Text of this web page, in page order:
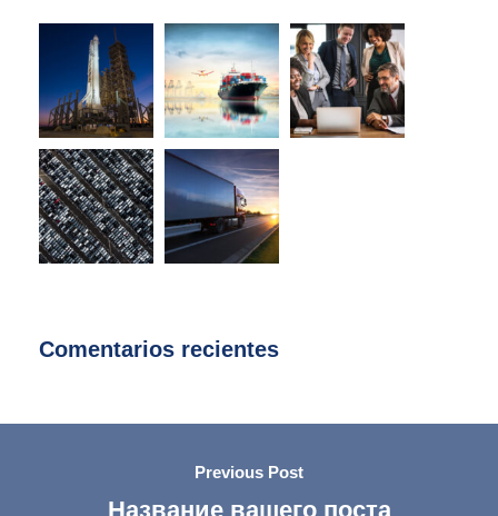
Comentarios recientes
Previous Post
Название вашего поста